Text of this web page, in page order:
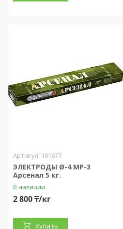
101677
ЭЛЕКТРОДЫ Ø-4 MP-3
Арсенал 5 кг.
В наличии
2 800 ₸/кг
Купить